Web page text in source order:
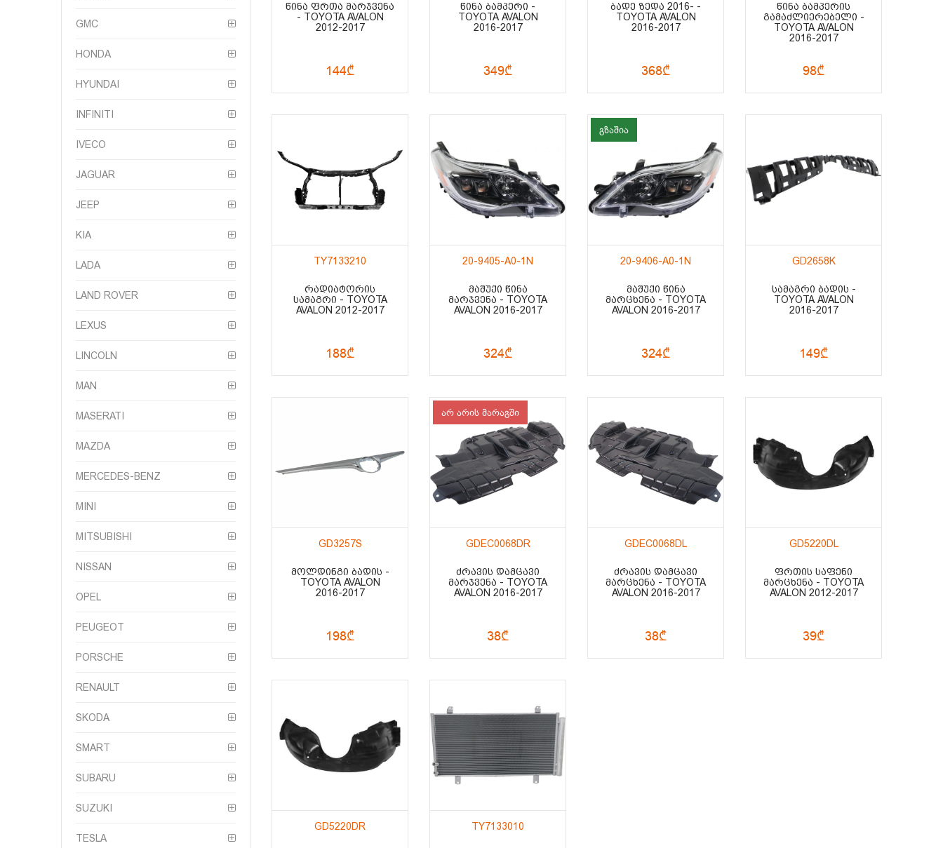
GMC
HONDA
HYUNDAI
INFINITI
IVECO
JAGUAR
JEEP
KIA
LADA
LAND ROVER
LEXUS
LINCOLN
MAN
MASERATI
MAZDA
MERCEDES-BENZ
MINI
MITSUBISHI
NISSAN
OPEL
PEUGEOT
PORSCHE
RENAULT
SKODA
SMART
SUBARU
SUZUKI
TESLA
ᲬᲘᲜᲐ ᲤᲠᲗᲐ ᲛᲐᲠᲯᲕᲔᲜᲐ
- TOYOTA AVALON
2012-2017
144₾
ᲬᲘᲜᲐ ᲑᲐᲛᲞᲔᲠᲘ -
TOYOTA AVALON
2016-2017
349₾
ᲑᲐᲓᲔ ᲖᲔᲓᲐ 2016- -
TOYOTA AVALON
2016-2017
368₾
ᲬᲘᲜᲐ ᲑᲐᲛᲞᲔᲠᲘᲡ
ᲒᲐᲛᲐᲫᲚᲘᲔᲠᲔᲑᲔᲚᲘ -
TOYOTA AVALON
2016-2017
98₾
TY7133210
ᲠᲐᲓᲘᲐᲢᲝᲠᲘᲡ
ᲡᲐᲛᲐᲒᲠᲘ - TOYOTA
AVALON 2012-2017
188₾
20-9405-A0-1N
ᲛᲐᲨᲣᲥᲘ ᲬᲘᲜᲐ
ᲛᲐᲠᲯᲕᲔᲜᲐ - TOYOTA
AVALON 2016-2017
324₾
გზაშია
20-9406-A0-1N
ᲛᲐᲨᲣᲥᲘ ᲬᲘᲜᲐ
ᲛᲐᲠᲪᲮᲔᲜᲐ - TOYOTA
AVALON 2016-2017
324₾
GD2658K
ᲡᲐᲛᲐᲒᲠᲘ ᲑᲐᲓᲘᲡ -
TOYOTA AVALON
2016-2017
149₾
GD3257S
ᲛᲝᲚᲓᲘᲜᲒᲘ ᲑᲐᲓᲘᲡ -
TOYOTA AVALON
2016-2017
198₾
არ არის მარაგში
GDEC0068DR
ᲫᲠᲐᲕᲘᲡ ᲓᲐᲛᲪᲐᲕᲘ
ᲛᲐᲠᲯᲕᲔᲜᲐ - TOYOTA
AVALON 2016-2017
38₾
GDEC0068DL
ᲫᲠᲐᲕᲘᲡ ᲓᲐᲛᲪᲐᲕᲘ
ᲛᲐᲠᲪᲮᲔᲜᲐ - TOYOTA
AVALON 2016-2017
38₾
GD5220DL
ᲤᲠᲗᲘᲡ ᲡᲐᲤᲔᲜᲘ
ᲛᲐᲠᲪᲮᲔᲜᲐ - TOYOTA
AVALON 2012-2017
39₾
GD5220DR TY7133010